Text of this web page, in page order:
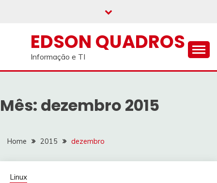
EDSON QUADROS
Informação e TI
Mês: dezembro 2015
Home 2015 dezembro
Linux